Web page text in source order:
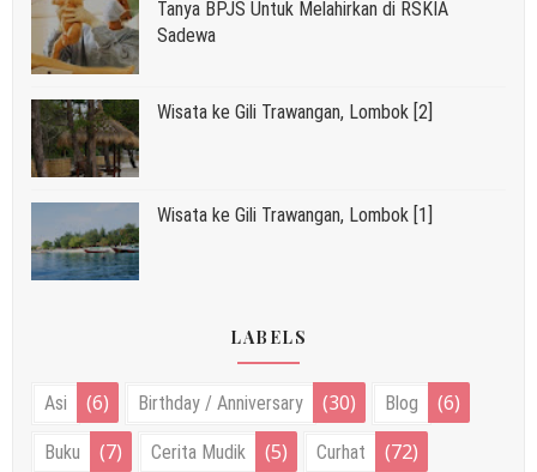
Tanya BPJS Untuk Melahirkan di RSKIA
Sadewa
Wisata ke Gili Trawangan, Lombok [2]
Wisata ke Gili Trawangan, Lombok [1]
LABELS
Asi (6) Birthday / Anniversary (30) Blog (6)
Buku (7) Cerita Mudik (5) Curhat (72)